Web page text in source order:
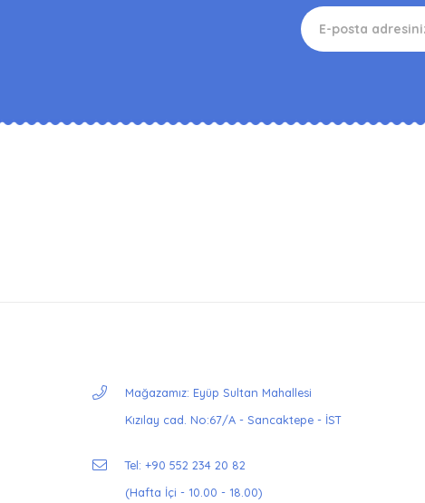
Mağazamız: Eyüp Sultan Mahallesi
Kızılay cad. No:67/A - Sancaktepe - İST
Tel: +90 552 234 20 82
(Hafta İçi - 10.00 - 18.00)